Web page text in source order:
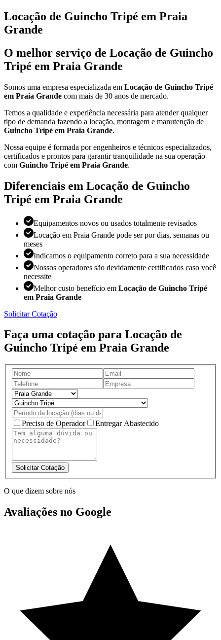
Locação de Guincho Tripé em Praia
Grande
O melhor serviço de Locação de Guincho
Tripé em Praia Grande
Somos uma empresa especializada em Locação de Guincho Tripé
em Praia Grande com mais de 30 anos de mercado.
Temos a qualidade e experiência necessária para atender qualquer
tipo de demanda fazendo a locação, montagem e manutenção de
Guincho Tripé em Praia Grande.
Nossa equipe é formada por engenheiros e técnicos especializados,
certificados e prontos para garantir tranquilidade na sua operação
com Guincho Tripé em Praia Grande.
Diferenciais em Locação de Guincho
Tripé em Praia Grande
Equipamentos novos ou usados totalmente revisados
Locação em Praia Grande pode ser por dias, semanas ou
meses
Indicamos o equipamento correto para a sua necessidade
Nossos operadores são devidamente certificados caso você
necessite
Melhor custo benefício em Locação de Guincho Tripé
em Praia Grande
Solicitar Cotação
Faça uma cotação para Locação de
Guincho Tripé em Praia Grande
Preciso de Operador Entregar Abastecido
Solicitar Cotação
O que dizem sobre nós
Avaliações no Google